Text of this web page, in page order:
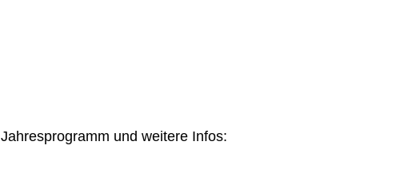
Jahresprogramm und weitere Infos: